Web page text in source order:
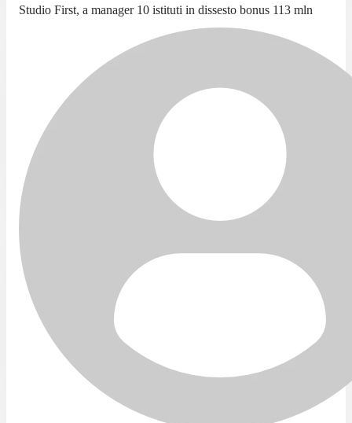
Studio First, a manager 10 istituti in dissesto bonus 113 mln